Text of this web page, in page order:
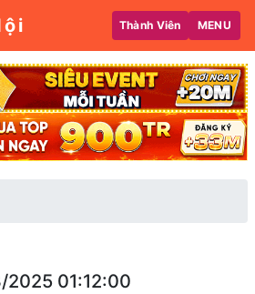
Thành Viên MENU
01:12:00